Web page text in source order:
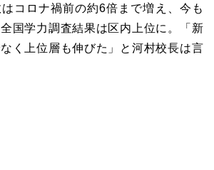
コロナ禍前の約6倍まで増え、今も
国学力調査結果は区内上位に。「新
く上位層も伸びた」と河村校長は言